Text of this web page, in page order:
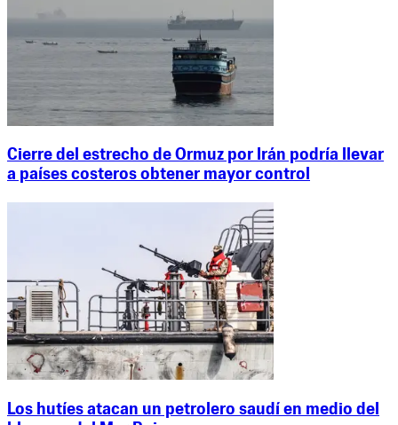
Cierre del estrecho de Ormuz por Irán podría llevar
a países costeros obtener mayor control
Los hutíes atacan un petrolero saudí en medio del